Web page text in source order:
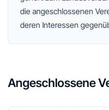
die angeschlossenen
deren Interessen
Angeschlossene